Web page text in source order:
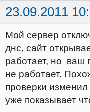
23.09.2011
Мой сервер
днс, сайт
работает, но ваш
не работает.
проверки
уже показывает